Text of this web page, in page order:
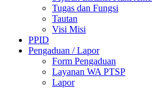
Tugas dan Fungsi
Tautan
Visi Misi
PPID
Pengaduan / Lapor
Form Pengaduan
Layanan WA PTSP
Lapor